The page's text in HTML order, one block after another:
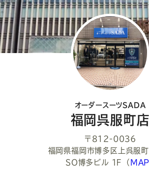
て
く
だ
さ
い
オーダースーツSADA
福岡呉服町店
〒812-0036
福岡県福岡市博多区上呉服町
ＳＯ博多ビル １Ｆ
（ MAP